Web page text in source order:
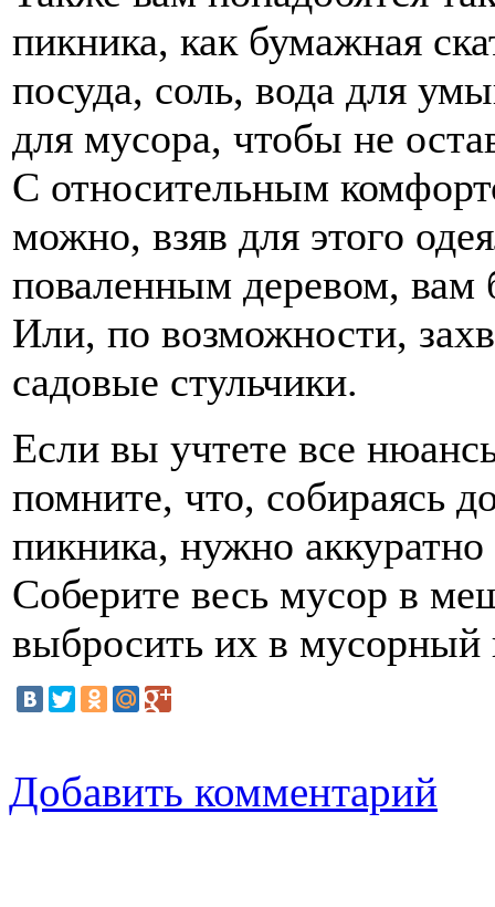
пикника, как бумажная
посуда, соль, вода для
для мусора, чтобы не
С относительным
можно, взяв для этого
поваленным деревом, вам
Или, по возможности,
садовые стульчики.
Если вы учтете все
помните, что, собираясь
пикника, нужно
Соберите весь мусор в
выбросить их в мусорный
Добавить комментарий